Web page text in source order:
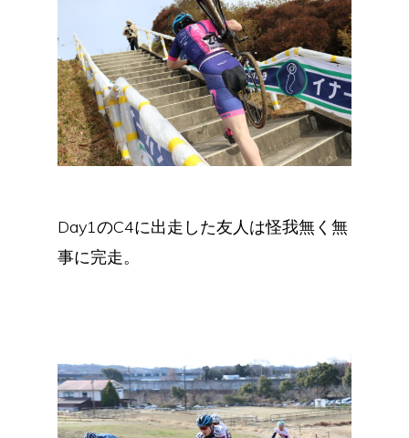
Day1のC4に出走した友人は怪我無く無
事に完走。